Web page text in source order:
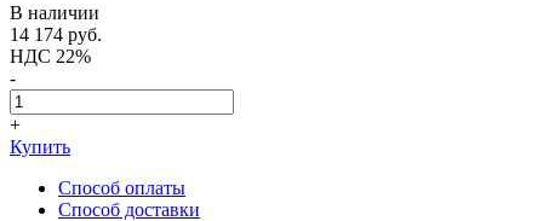
В наличии
14 174 руб.
НДС 22%
-
+
Купить
Способ оплаты
Способ доставки